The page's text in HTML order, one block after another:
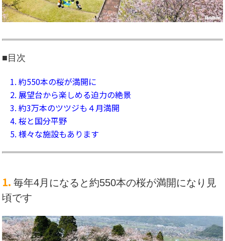
■目次
1. 約550本の桜が満開に
2. 展望台から楽しめる迫力の絶景
3. 約3万本のツツジも４月満開
4. 桜と国分平野
5. 様々な施設もあります
1.毎年4月になると約550本の桜が満開になり見
頃です